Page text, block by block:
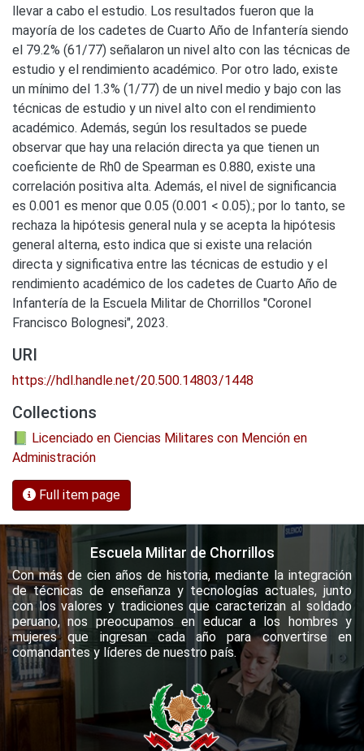
llevar a cabo el estudio. Los resultados fueron que la
mayoría de los cadetes de Cuarto Año de Infantería siendo
el 79.2% (61/77) señalaron un nivel alto con las técnicas de
estudio y el rendimiento académico. Por otro lado, existe
un mínimo del 1.3% (1/77) de un nivel medio y bajo con las
técnicas de estudio y un nivel alto con el rendimiento
académico. Además, según los resultados se puede
observar que hay una relación directa ya que tienen un
coeficiente de Rh0 de Spearman es 0.880, existe una
correlación positiva alta. Además, el nivel de significancia
es 0.001 es menor que 0.05 (0.001 < 0.05).; por lo tanto, se
rechaza la hipótesis general nula y se acepta la hipótesis
general alterna, esto indica que si existe una relación
directa y significativa entre las técnicas de estudio y el
rendimiento académico de los cadetes de Cuarto Año de
Infantería de la Escuela Militar de Chorrillos "Coronel
Francisco Bolognesi", 2023.
URI
https://hdl.handle.net/20.500.14803/1448
Collections
📗 Licenciado en Ciencias Militares con Mención en
Administración
Full item page
Escuela Militar de Chorrillos
Con más de cien años de historia, mediante la integración
de técnicas de enseñanza y tecnologías actuales, junto
con los valores y tradiciones que caracterizan al soldado
peruano, nos preocupamos en educar a los hombres y
mujeres que ingresan cada año para convertirse en
comandantes y líderes de nuestro país.